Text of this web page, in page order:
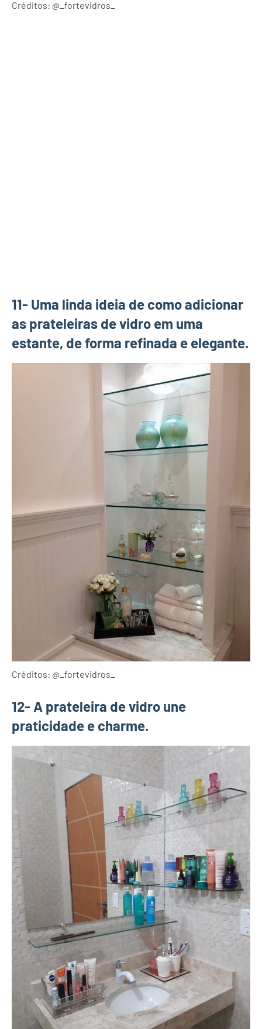
Créditos: @_fortevidros_
11- Uma linda ideia de como adicionar
as prateleiras de vidro em uma
estante, de forma refinada e elegante.
Créditos: @_fortevidros_
12- A prateleira de vidro une
praticidade e charme.